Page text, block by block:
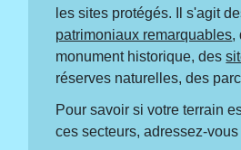
les sites protégés. Il s'agit
patrimoniaux remarquables,
monument historique, des
réserves naturelles, des
Pour savoir si votre terrain
ces secteurs, adressez-